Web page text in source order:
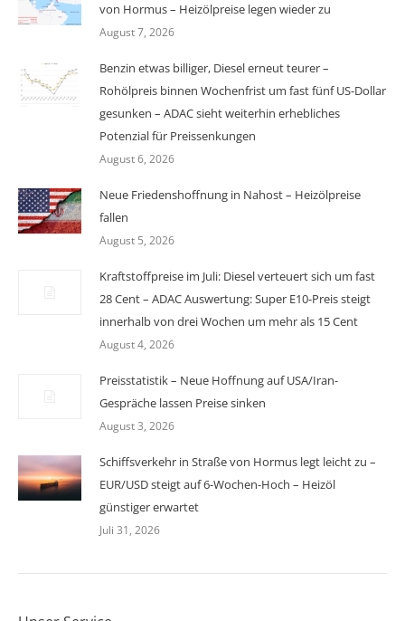
von Hormus – Heizölpreise legen wieder zu
August 7, 2026
Benzin etwas billiger, Diesel erneut teurer –
Rohölpreis binnen Wochenfrist um fast fünf US-Dollar
gesunken – ADAC sieht weiterhin erhebliches
Potenzial für Preissenkungen
August 6, 2026
Neue Friedenshoffnung in Nahost – Heizölpreise
fallen
August 5, 2026
Kraftstoffpreise im Juli: Diesel verteuert sich um fast
28 Cent – ADAC Auswertung: Super E10-Preis steigt
innerhalb von drei Wochen um mehr als 15 Cent
August 4, 2026
Preisstatistik – Neue Hoffnung auf USA/Iran-
Gespräche lassen Preise sinken
August 3, 2026
Schiffsverkehr in Straße von Hormus legt leicht zu –
EUR/USD steigt auf 6-Wochen-Hoch – Heizöl
günstiger erwartet
Juli 31, 2026